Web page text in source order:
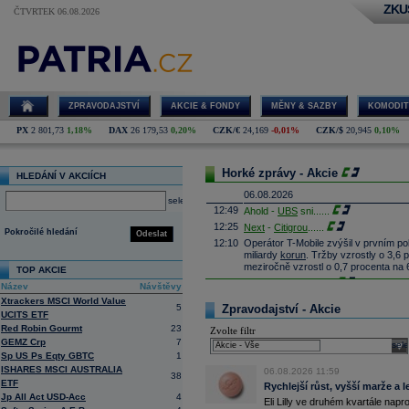
ČTVRTEK 06.08.2026
ZPRAVODAJSTVÍ AKCIE & FONDY MĚNY & SAZBY
PX 2 801,73 1,18% DAX 26 179,53 0,20% CZK/€ 24,169 -0,01% CZK/$ 20,945 0,10%
HLEDÁNÍ V AKCIÍCH
select
Odeslat
Pokročilé hledání
TOP AKCIE
Název
Návštěvy
Xtrackers MSCI World Value
UCITS ETF
5
Red Robin Gourmt
23
GEMZ Crp
7
Sp US Ps Eqty GBTC
1
ISHARES MSCI AUSTRALIA
ETF
38
Jp All Act USD-Acc
4
Horké zprávy - Akcie
06.08.2026
12:49 Ahold - UBS sni
12:25 Next - Citigrou
12:10 Operátor T-Mobile zvýšil v prvním
miliardy korun . Tržby vzrostly o 3,6
meziročně vzrostl o 0,7 procenta na
11:54 Leonardo -JP M......
11:02 DHL -JP Morgan......
10:41 Beiersdorf
10:16
Prodejce stavebnin DEK prodá
konce roku 2026, transakci ještě
10:05
Čistý zisk ČSOB vzrostl na 10,2
dosáhl 1 113 mld.Kč (meziročně
Zpravodajství - Akcie
Zvolte filtr
06.08.2026 11:59
Rychlejší růst, vyšší marže a
Eli Lilly ve druhém kvartále